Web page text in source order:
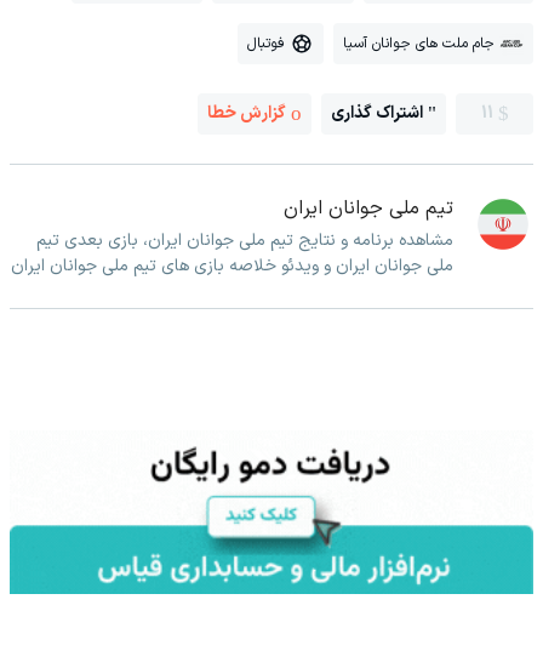
جام ملت های جوانان آسیا فوتبال
11 اشتراک گذاری گزارش خطا
تیم ملی جوانان ایران
مشاهده برنامه و نتایج تیم ملی جوانان ایران، بازی بعدی تیم
ملی جوانان ایران و ویدئو خلاصه بازی های تیم ملی جوانان ایران